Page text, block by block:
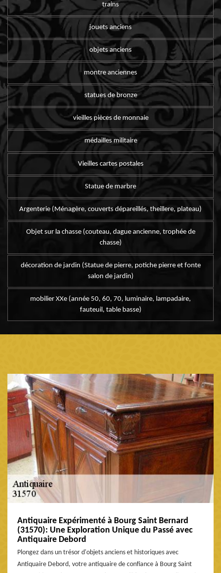
trains
jouets anciens
objets anciens
montre anciennes
statues de bronze
vieilles pièces de monnaie
médailles militaire
Vieilles cartes postales
Statue de marbre
Argenterie (Ménagère, couverts dépareillés, theillere, plateau)
Objet sur la chasse (couteau, dague ancienne, trophée de
chasse)
décoration de jardin (Statue de pierre, potiche pierre et fonte
salon de jardin)
mobilier XXe (année 50, 60, 70, luminaire, lampadaire,
fauteuil, table basse)
Antiquaire Expérimenté à Bourg Saint Bernard
(31570): Une Exploration Unique du Passé avec
Antiquaire Debord
Plongez dans un trésor d'objets anciens et historiques avec
Antiquaire Debord, votre antiquaire de confiance à Bourg Saint